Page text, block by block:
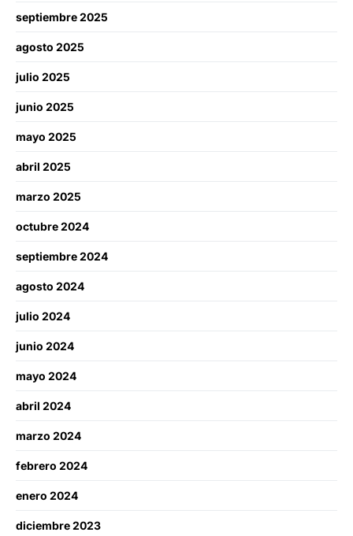
septiembre 2025
agosto 2025
julio 2025
junio 2025
mayo 2025
abril 2025
marzo 2025
octubre 2024
septiembre 2024
agosto 2024
julio 2024
junio 2024
mayo 2024
abril 2024
marzo 2024
febrero 2024
enero 2024
diciembre 2023